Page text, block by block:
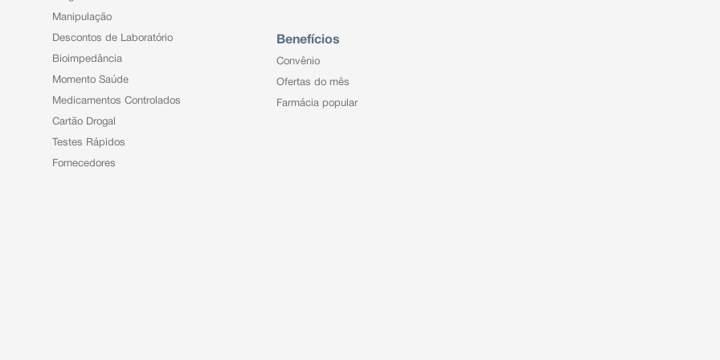
Manipulação
Descontos de Laboratório
Bioimpedância
Momento Saúde
Medicamentos Controlados
Cartão Drogal
Testes Rápidos
Fornecedores
Benefícios
Convênio
Ofertas do mês
Farmácia popular